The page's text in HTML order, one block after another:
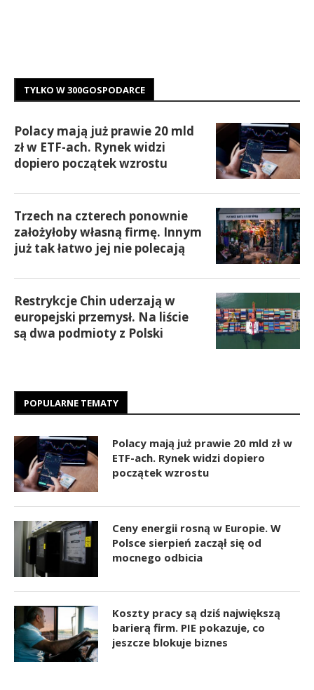
TYLKO W 300GOSPODARCE
Polacy mają już prawie 20 mld
zł w ETF-ach. Rynek widzi
dopiero początek wzrostu
Trzech na czterech ponownie
założyłoby własną firmę. Innym
już tak łatwo jej nie polecają
Restrykcje Chin uderzają w
europejski przemysł. Na liście
są dwa podmioty z Polski
POPULARNE TEMATY
Polacy mają już prawie 20 mld zł w
ETF-ach. Rynek widzi dopiero
początek wzrostu
Ceny energii rosną w Europie. W
Polsce sierpień zaczął się od
mocnego odbicia
Koszty pracy są dziś największą
barierą firm. PIE pokazuje, co
jeszcze blokuje biznes